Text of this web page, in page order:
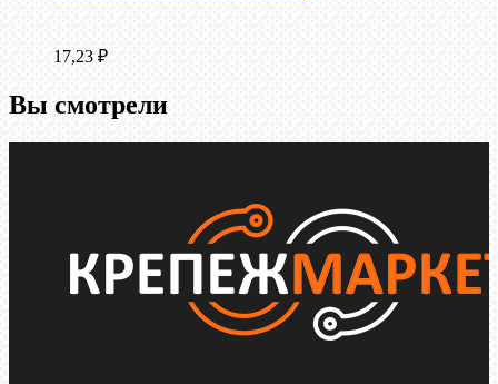
17,23 ₽
Вы смотрели